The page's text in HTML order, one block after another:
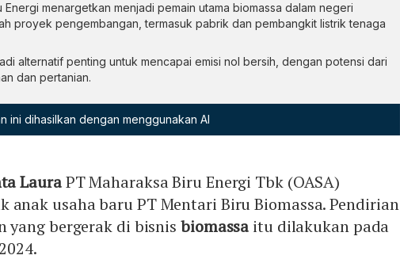
Energi menargetkan menjadi pemain utama biomassa dalam negeri
proyek pengembangan, termasuk pabrik dan pembangkit listrik tenaga
alternatif penting untuk mencapai emisi nol bersih, dengan potensi dari
dan pertanian.
ini dihasilkan dengan menggunakan AI
LauraPT Maharaksa Biru Energi Tbk (OASA)
anak usaha baru PT Mentari Biru Biomassa. Pendirian
yang bergerak di bisnis biomassa itu dilakukan pada